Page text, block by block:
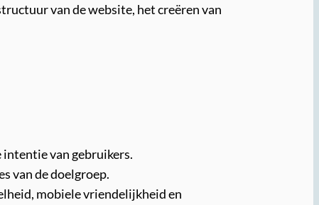
van de website, het creëren van
van gebruikers.
van de doelgroep.
mobiele vriendelijkheid en